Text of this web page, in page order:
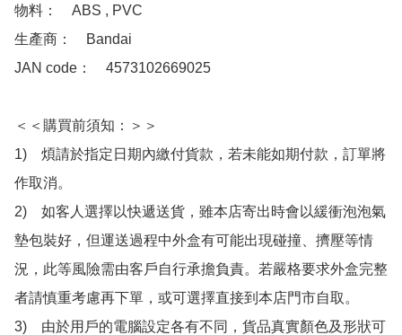
物料：　ABS , PVC
生產商：　Bandai
JAN code：　4573102669025
＜＜購買前須知：＞＞
1)　煩請於指定日期內繳付貨款，若未能如期付款，訂單將
作取消。
2)　如客人選擇以快遞送貨，雖本店寄出時會以緩衝泡泡氣
墊包裝好，但運送過程中外盒有可能出現碰撞、擠壓等情
況，此等風險需由客戶自行承擔負責。若嚴格要求外盒完整
者請慎重考慮再下單，或可選擇直接到本店門市自取。
3)　由於用戶的電腦設定各有不同，貨品真實顏色及形狀可